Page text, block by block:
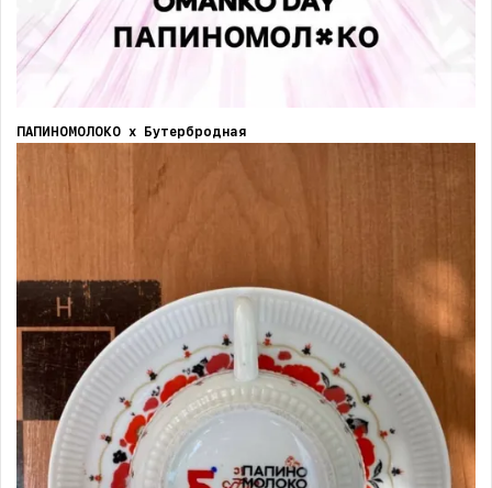
ПАПИНОМОЛОКО х Бутербродная